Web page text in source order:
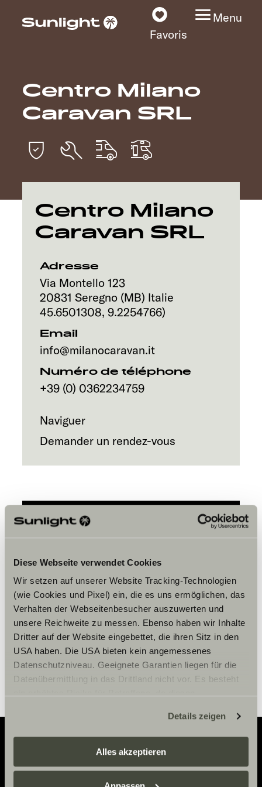
Diese Webseite verwendet Cookies
Wir setzen auf unserer Website Tracking-Technologien
(wie Cookies und Pixel) ein, die es uns ermöglichen, das
Verhalten der Webseitenbesucher auszuwerten und
unsere Reichweite zu messen. Ebenso haben wir Inhalte
Dritter auf der Website eingebettet, die ihren Sitz in den
USA haben. Die USA bieten kein angemessenes
Datenschutzniveau. Geeignete Garantien liegen für die
Datenübermittlung in das Drittland nicht vor. Es besteht
zustehen. Eingesetzte Dienstleister können Daten für
eigene Zwecke verarbeiten und mit anderen Daten
zusammenführen. Weitere Informationen finden Sie hier:
Datenschutzerklärung
Details zeigen
Alles akzeptieren
Favoris
Menu
Nos modèles
Recherchez votre
Nos concessionnaires
Découvrir
Service
Centro Milano
Caravan SRL
Centro Milano
Caravan SRL
Adresse
Via Montello 123
20831 Seregno (MB) Italie
45.6501308, 9.2254766)
Email
info@milanocaravan.it
Numéro de téléphone
+39 (0) 0362234759
Naviguer
Demander un rendez-vous
afficher le contenu.
Paramètre des cookies
Adventure